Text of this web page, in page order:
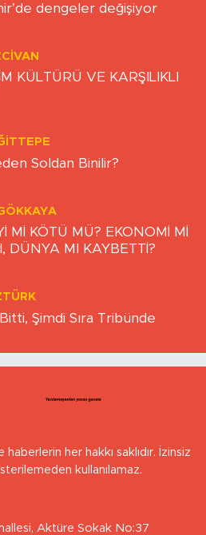
dengeler değişiyor
KÜLTÜRÜ VE KARŞILIKLI
Soldan Binilir?
Mİ KÖTÜ MÜ? EKONOMİ Mİ
DÜNYA MI KAYBETTİ?
Şimdi Sıra Tribünde
her hakkı saklıdır. İzinsiz
kullanılamaz.
Aktüre Sokak No:37